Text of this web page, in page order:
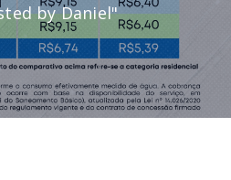
by Daniel"